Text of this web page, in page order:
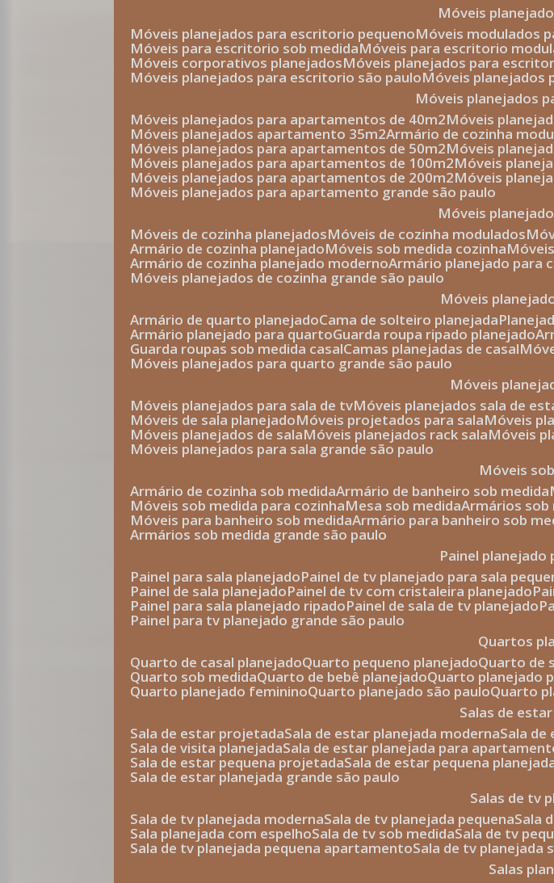
móveis
móveis planejados para escritorio pequeno
móveis modulados
móveis para escritorio sob medida móveis para escritorio
móveis corporativos planejados móveis planejados para
móveis planejados para escritorio são paulo
móveis
móveis planejados
móveis planejados para apartamentos de 40m2
móveis
móveis planejados apartamento 35m2 armário de cozinha
móveis planejados para apartamentos de 50m2 móveis
móveis planejados para apartamentos de 100m2 móveis
móveis planejados para apartamentos de 200m2 móveis
móveis planejados para apartamento grande são paulo
móveis
móveis de cozinha planejados
móveis de cozinha modulados
armário de cozinha planejado móveis sob medida cozinha
armário de cozinha planejado moderno armário planejado para
móveis planejados de cozinha grande são paulo
móveis
armário de quarto planejado cama de solteiro planejada
armário planejado para quarto guarda roupa ripado planejado
guarda roupas sob medida casal camas planejadas de casal
móveis planejados para quarto grande são paulo
móveis
móveis planejados para sala de tv
móveis planejados sala de
móveis de sala planejado móveis projetados para sala móveis
móveis planejados de sala móveis planejados rack sala móveis
móveis planejados para sala grande são paulo
móveis
armário de cozinha sob medida armário de banheiro sob medida
móveis sob medida para cozinha mesa sob medida armários
móveis para banheiro sob medida armário para banheiro sob
armários sob medida grande são paulo
painel
painel para sala planejado painel de tv planejado para sala
painel de sala planejado painel de tv com cristaleira planejado
painel para sala planejado ripado painel de sala de tv planejado
painel para tv planejado grande são paulo
quartos
quarto de casal planejado
quarto pequeno planejado quarto
quarto sob medida quarto de bebê planejado quarto planejado
quarto planejado feminino quarto planejado são paulo
quarto
salas de
sala de estar projetada sala de estar planejada moderna sala
sala de visita planejada sala de estar planejada para
sala de estar pequena projetada sala de estar pequena
sala de estar planejada grande são paulo
salas de tv
sala de tv planejada moderna sala de tv planejada pequena sala
sala planejada com espelho sala de tv sob medida sala de tv
sala de tv planejada pequena apartamento sala de tv planejada
salas